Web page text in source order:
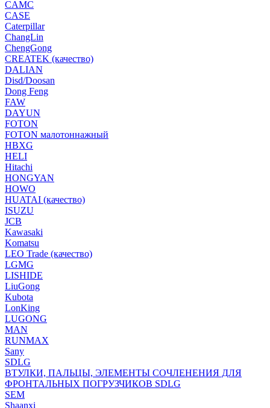
CAMC
CASE
Caterpillar
ChangLin
ChengGong
CREATEK (качество)
DALIAN
Disd/Doosan
Dong Feng
FAW
DAYUN
FOTON
FOTON малотоннажный
HBXG
HELI
Hitachi
HONGYAN
HOWO
HUATAI (качество)
ISUZU
JCB
Kawasaki
Komatsu
LEO Trade (качество)
LGMG
LISHIDE
LiuGong
Kubota
LonKing
LUGONG
MAN
RUNMAX
Sany
SDLG
ВТУЛКИ, ПАЛЬЦЫ, ЭЛЕМЕНТЫ СОЧЛЕНЕНИЯ ДЛЯ
ФРОНТАЛЬНЫХ ПОГРУЗЧИКОВ SDLG
SEM
Shaanxi